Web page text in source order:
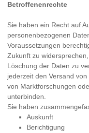
Betroffenenrechte
Sie haben ein Recht auf
personenbezogenen
Voraussetzungen
Zukunft zu
Löschung der Daten zu
jederzeit den Versand
von Marktforschungen
unterbinden.
Sie haben
Auskunft
Berichtigung